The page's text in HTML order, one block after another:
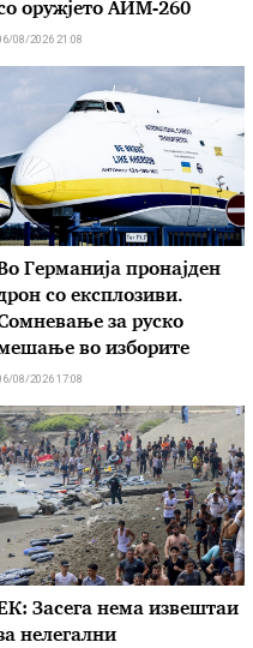
оружјето АИМ-260
08/2026 21:08
Германија пронајден
со експлозиви.
за руско
во изборите
08/2026 17:08
Засега нема извештаи
нелегални